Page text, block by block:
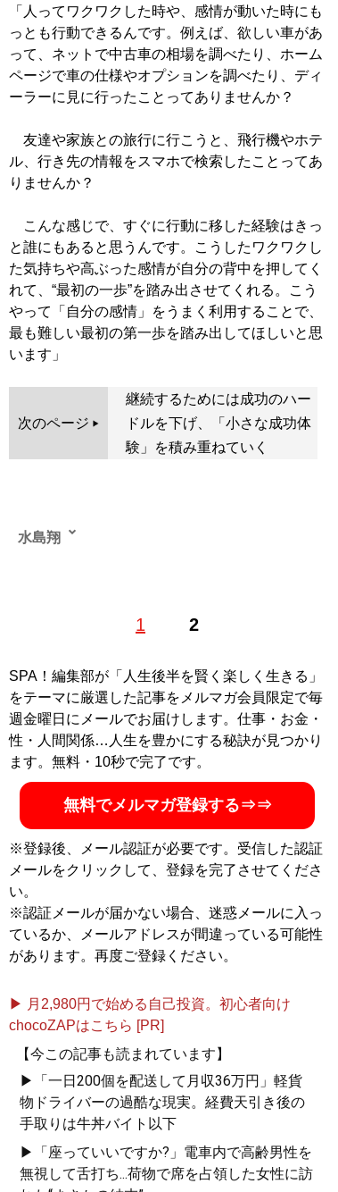
「人ってワクワクした時や、感情が動いた時にも
っとも行動できるんです。例えば、欲しい車があ
って、ネットで中古車の相場を調べたり、ホーム
ページで車の仕様やオプションを調べたり、ディ
ーラーに見に行ったことってありませんか？
友達や家族との旅行に行こうと、飛行機やホテ
ル、行き先の情報をスマホで検索したことってあ
りませんか？
こんな感じで、すぐに行動に移した経験はきっ
と誰にもあると思うんです。こうしたワクワクし
た気持ちや高ぶった感情が自分の背中を押してく
れて、“最初の一歩”を踏み出させてくれる。こう
やって「自分の感情」をうまく利用することで、
最も難しい最初の第一歩を踏み出してほしいと思
います」
次のページ
継続するためには成功のハー
ドルを下げ、「小さな成功体
験」を積み重ねていく
1 2
水島翔
役。スキャルピングとデイトレードを得意とするFXトレ
し、地元建設会社、漁師、大手運送会社に勤務。会社員
生活を送るが、FXに出合い、10か月後に月収850万円を
突破。現在は好きなことで生きていくためにライフスタ
イルを発信。地域創生のために飲食事業や不動産事業な
ども展開する。YouTubeチャンネル「FX/ryoushi-
trader」の登録者数は14万人超。SNSのフォロワー数は
延べ20万人を超える。 自身のライフスタイルやお金を
稼ぐためのマインドを綴った『株式会社好きなことで生
きていく』（扶桑社）のほか、デイトレ・スキャルピン
グのノウハウを一冊に凝縮した『漁師トレーダー翔の
「一本釣りFX」 世界一やさしいデイトレ・スキャルピ
ング入門』
つく最新刊『爆釣FXドリル 【実録】知識ゼロから10か
月で月収850万円を達成した「S級スキャルピング」』
（KADOKAWA）が発売中 ●YouTube：「FX/ryoushi-
shooooo.__/
株式会社 好きなことで
生きていく』
好きなことで生きていく
のは誰にでも実現でき
る！
SPA！編集部が「人生後半を賢く楽しく生きる」
をテーマに厳選した記事をメルマガ会員限定で毎
週金曜日にメールでお届けします。仕事・お金・
性・人間関係…人生を豊かにする秘訣が見つかり
ます。無料・10秒で完了です。
無料でメルマガ登録する⇒⇒
※登録後、メール認証が必要です。受信した認証
メールをクリックして、登録を完了させてくださ
い。
※認証メールが届かない場合、迷惑メールに入っ
ているか、メールアドレスが間違っている可能性
があります。再度ご登録ください。
▶ 月2,980円で始める自己投資。初心者向け
chocoZAPはこちら [PR]
【今この記事も読まれています】
▶「一日200個を配送して月収36万円」軽貨
物ドライバーの過酷な現実。経費天引き後の
手取りは牛丼バイト以下
▶「座っていいですか?」電車内で高齢男性を
無視して舌打ち...荷物で席を占領した女性に訪